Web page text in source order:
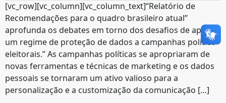
[vc_row][vc_column][vc_column_text]“Relatório de
Recomendações para o quadro brasileiro atual”
aprofunda os debates em torno dos desafios de aplicar
um regime de proteção de dados a campanhas político-
eleitorais.” As campanhas políticas se apropriaram de
novas ferramentas e técnicas de marketing e os dados
pessoais se tornaram um ativo valioso para a
personalização e a customização da comunicação […]